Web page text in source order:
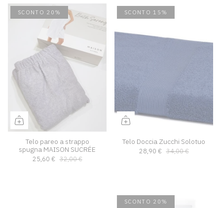
SCONTO 20%
Telo pareo a strappo
spugna MAISON SUCRÉE
25,60 € 32,00 €
SCONTO 15%
Telo Doccia Zucchi Solotuo
28,90 € 34,00 €
SCONTO 20%